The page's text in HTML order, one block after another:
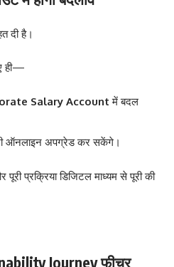
दी है।
ही—
Salary Account में बदल
ऑनलाइन अपग्रेड कर सकेंगे।
प्रक्रिया डिजिटल माध्यम से पूरी की
Journey फीचर